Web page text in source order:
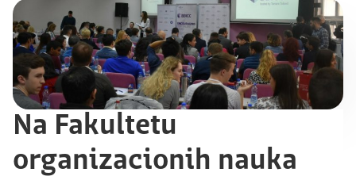
Na Fakultetu
organizacionih nauka